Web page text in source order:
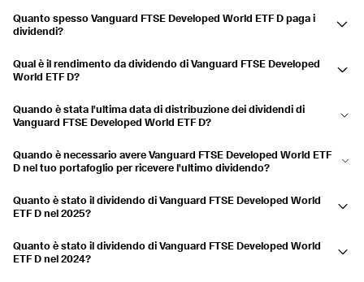
Pagato
0,4%
Pagato
Pagato
16.03.2023 29.03.2023
Pagato
15.12.2022 28.12.2022
Pagato
15.09.2022 28.09.2022
0,41%
Pagato
Pagato
17.03.2022 30.03.2022 0,31%
pagati in aprile, luglio, ottobre e dicembre.
Quanto spesso Vanguard FTSE Developed World ETF D paga i
dividendi?
Qual è il rendimento da dividendo di Vanguard FTSE Developed
World ETF D?
cresciuti del 5,25% negli ultimi 3 anni.
Quando è stata l'ultima data di distribuzione dei dividendi di
Vanguard FTSE Developed World ETF D?
Quando è necessario avere Vanguard FTSE Developed World ETF
D nel tuo portafoglio per ricevere l'ultimo dividendo?
18.06.2026, riceverai la distribuzione.
Quanto è stato il dividendo di Vanguard FTSE Developed World
ETF D nel 2025?
1,765 USD in 2025.
Quanto è stato il dividendo di Vanguard FTSE Developed World
ETF D nel 2024?